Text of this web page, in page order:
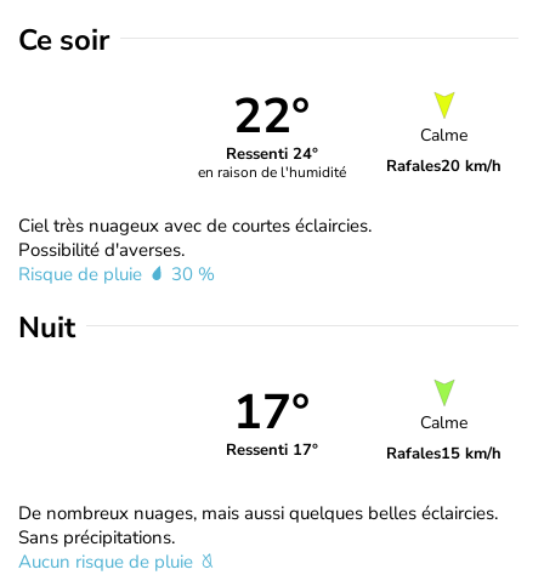
Ce soir
22°
Ressenti 24°
en raison de l'humidité
Calme
Rafales20 km/h
Ciel très nuageux avec de courtes éclaircies.
Possibilité d'averses.
Risque de pluie
30 %
Nuit
17°
Ressenti 17°
Calme
Rafales15 km/h
De nombreux nuages, mais aussi quelques belles éclaircies.
Sans précipitations.
Aucun risque de pluie